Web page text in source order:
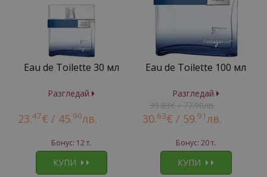
Eau de Toilette 30 мл
Разгледай
23.47€ / 45.90лв.
Бонус: 12 т.
КУПИ
Eau de Toilette 100 мл
Разгледай
39.83€ / 77.90лв.
30.63€ / 59.91лв.
Бонус: 20 т.
КУПИ